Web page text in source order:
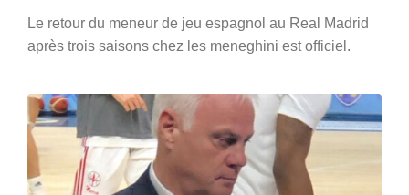
Le retour du meneur de jeu espagnol au Real Madrid
après trois saisons chez les meneghini est officiel.